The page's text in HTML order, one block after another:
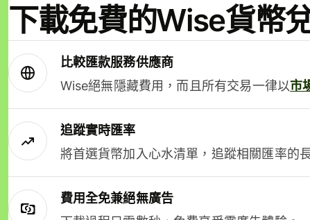
下載免費的Wise貨幣
比較匯款服務供應商
Wise絕無隱藏費用，而且所有交易一律以市
追蹤實時匯率
將首選貨幣加入心水清單，追蹤相關匯率的
費用全免兼絕無廣告